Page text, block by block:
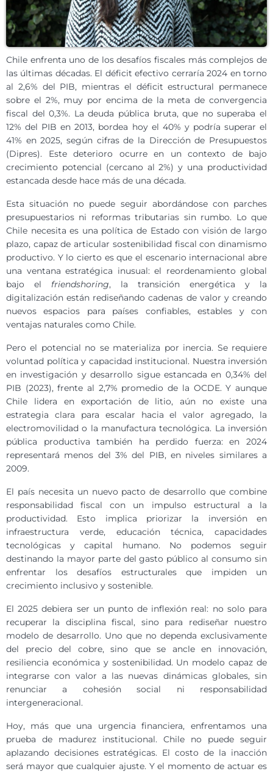
Chile enfrenta uno de los desafíos fiscales más complejos de
las últimas décadas. El déficit efectivo cerraría 2024 en torno
al 2,6% del PIB, mientras el déficit estructural permanece
sobre el 2%, muy por encima de la meta de convergencia
fiscal del 0,3%. La deuda pública bruta, que no superaba el
12% del PIB en 2013, bordea hoy el 40% y podría superar el
41% en 2025, según cifras de la Dirección de Presupuestos
(Dipres). Este deterioro ocurre en un contexto de bajo
crecimiento potencial (cercano al 2%) y una productividad
estancada desde hace más de una década.
Esta situación no puede seguir abordándose con parches
presupuestarios ni reformas tributarias sin rumbo. Lo que
Chile necesita es una política de Estado con visión de largo
plazo, capaz de articular sostenibilidad fiscal con dinamismo
productivo. Y lo cierto es que el escenario internacional abre
una ventana estratégica inusual: el reordenamiento global
bajo el friendshoring, la transición energética y la
digitalización están rediseñando cadenas de valor y creando
nuevos espacios para países confiables, estables y con
ventajas naturales como Chile.
Pero el potencial no se materializa por inercia. Se requiere
voluntad política y capacidad institucional. Nuestra inversión
en investigación y desarrollo sigue estancada en 0,34% del
PIB (2023), frente al 2,7% promedio de la OCDE. Y aunque
Chile lidera en exportación de litio, aún no existe una
estrategia clara para escalar hacia el valor agregado, la
electromovilidad o la manufactura tecnológica. La inversión
pública productiva también ha perdido fuerza: en 2024
representará menos del 3% del PIB, en niveles similares a
2009.
El país necesita un nuevo pacto de desarrollo que combine
responsabilidad fiscal con un impulso estructural a la
productividad. Esto implica priorizar la inversión en
infraestructura verde, educación técnica, capacidades
tecnológicas y capital humano. No podemos seguir
destinando la mayor parte del gasto público al consumo sin
enfrentar los desafíos estructurales que impiden un
crecimiento inclusivo y sostenible.
El 2025 debiera ser un punto de inflexión real: no solo para
recuperar la disciplina fiscal, sino para rediseñar nuestro
modelo de desarrollo. Uno que no dependa exclusivamente
del precio del cobre, sino que se ancle en innovación,
resiliencia económica y sostenibilidad. Un modelo capaz de
integrarse con valor a las nuevas dinámicas globales, sin
renunciar a cohesión social ni responsabilidad
intergeneracional.
Hoy, más que una urgencia financiera, enfrentamos una
prueba de madurez institucional. Chile no puede seguir
aplazando decisiones estratégicas. El costo de la inacción
será mayor que cualquier ajuste. Y el momento de actuar es